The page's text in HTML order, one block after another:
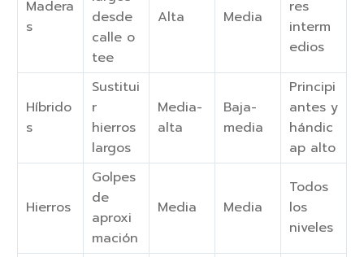
Madera
s
desde
calle o
tee
Alta Media
res
interm
edios
Híbrido
s
Sustitui
r
hierros
largos
Media-
alta
Baja-
media
Principi
antes y
hándic
ap alto
Hierros
Golpes
de
aproxi
mación
Media Media
Todos
los
niveles